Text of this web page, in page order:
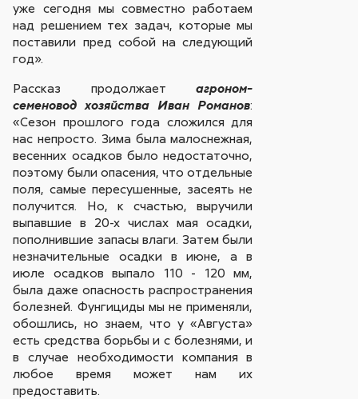
уже сегодня мы совместно работаем
над решением тех задач, которые мы
поставили пред собой на следующий
год».
Рассказ продолжаетагроном-
семеновод хозяйства Иван Романов:
«Сезон прошлого года сложился для
нас непросто. Зима была малоснежная,
весенних осадков было недостаточно,
поэтому были опасения, что отдельные
поля, самые пересушенные, засеять не
получится. Но, к счастью, выручили
выпавшие в 20-х числах мая осадки,
пополнившие запасы влаги. Затем были
незначительные осадки в июне, а в
июле осадков выпало 110 - 120 мм,
была даже опасность распространения
болезней. Фунгициды мы не применяли,
обошлись, но знаем, что у «Августа»
есть средства борьбы и с болезнями, и
в случае необходимости компания в
любое время может нам их
предоставить.